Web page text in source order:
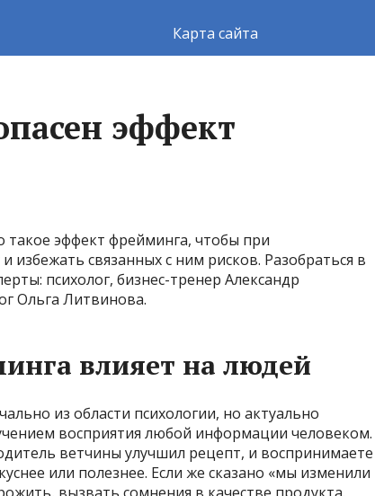
Карта сайта
эффект
такое эффект фрейминга, чтобы при
избежать связанных с ним рисков. Разобраться в
психолог, бизнес-тренер Александр
Ольга Литвинова.
влияет на людей
из области психологии, но актуально
восприятия любой информации человеком.
ветчины улучшил рецепт, и воспринимаете
или полезнее. Если же сказано «мы изменили